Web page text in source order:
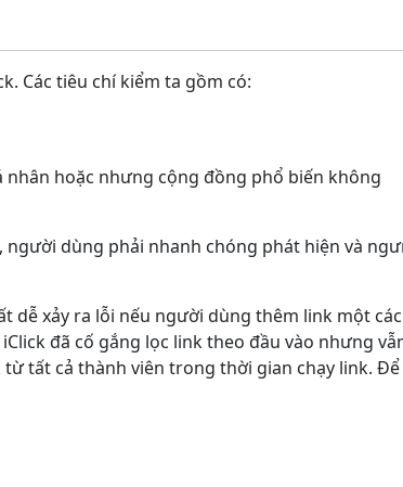
Các tiêu chí kiểm ta gồm có:
nhân hoặc nhưng cộng đồng phổ biến không
dùng phải nhanh chóng phát hiện và
dễ xảy ra lỗi nếu người dùng thêm link một
đã cố gắng lọc link theo đầu vào nhưng
tất cả thành viên trong thời gian chạy link.